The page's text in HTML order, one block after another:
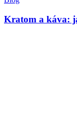
Kratom a káva: